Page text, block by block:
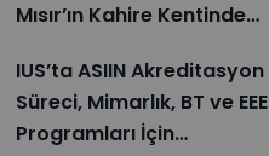
Mısır’ın Kahire Kentinde…
IUS’ta ASIIN Akreditasyon
Süreci, Mimarlık, BT ve EEE
Programları İçin…